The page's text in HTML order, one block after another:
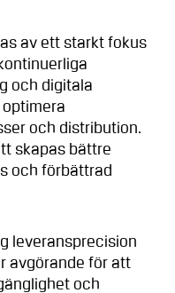
av ett starkt fokus
och digitala
och distribution.
skapas bättre
och förbättrad
leveransprecision
avgörande för att
och